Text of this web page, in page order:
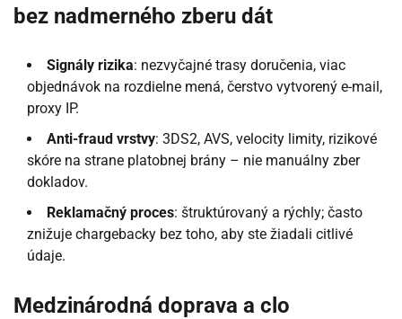
bez nadmerného zberu dát
Signály rizika: nezvyčajné trasy doručenia, viac
objednávok na rozdielne mená, čerstvo vytvorený e-mail,
proxy IP.
Anti-fraud vrstvy: 3DS2, AVS, velocity limity, rizikové
skóre na strane platobnej brány – nie manuálny zber
dokladov.
Reklamačný proces: štruktúrovaný a rýchly; často
znižuje chargebacky bez toho, aby ste žiadali citlivé
údaje.
Medzinárodná doprava a clo